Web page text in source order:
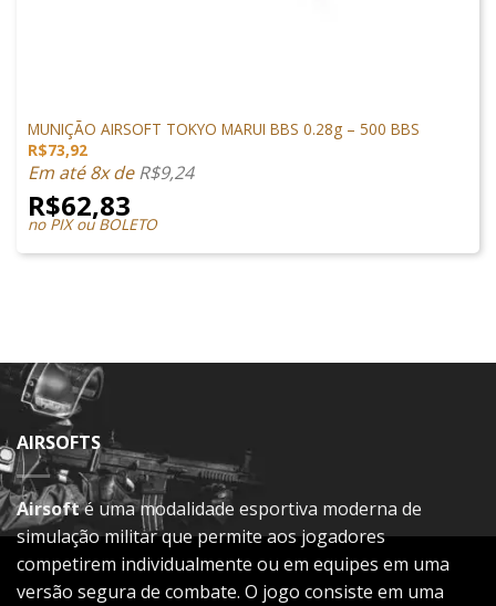
MUNIÇÃO AIRSOFT TOKYO MARUI BBS 0.28g – 500 BBS
R$73,92
Em até 8x deR$9,24
R$62,83
no PIX ou BOLETO
AIRSOFTS
Airsofté uma modalidade esportiva moderna de
simulação militar que permite aos jogadores
competirem individualmente ou em equipes em uma
versão segura de combate. O jogo consiste em uma